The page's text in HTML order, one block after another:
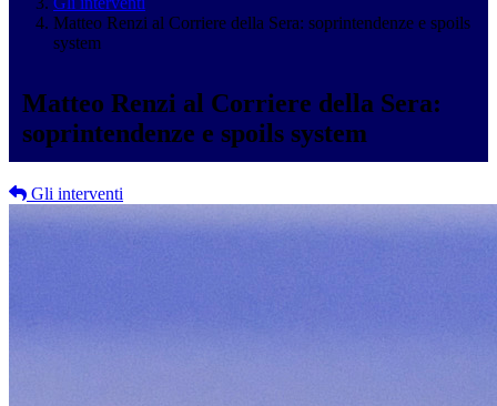
Matteo Renzi al Corriere della Sera: soprintendenze e spoils
system
Matteo Renzi al Corriere della Sera:
soprintendenze e spoils system
Gli interventi